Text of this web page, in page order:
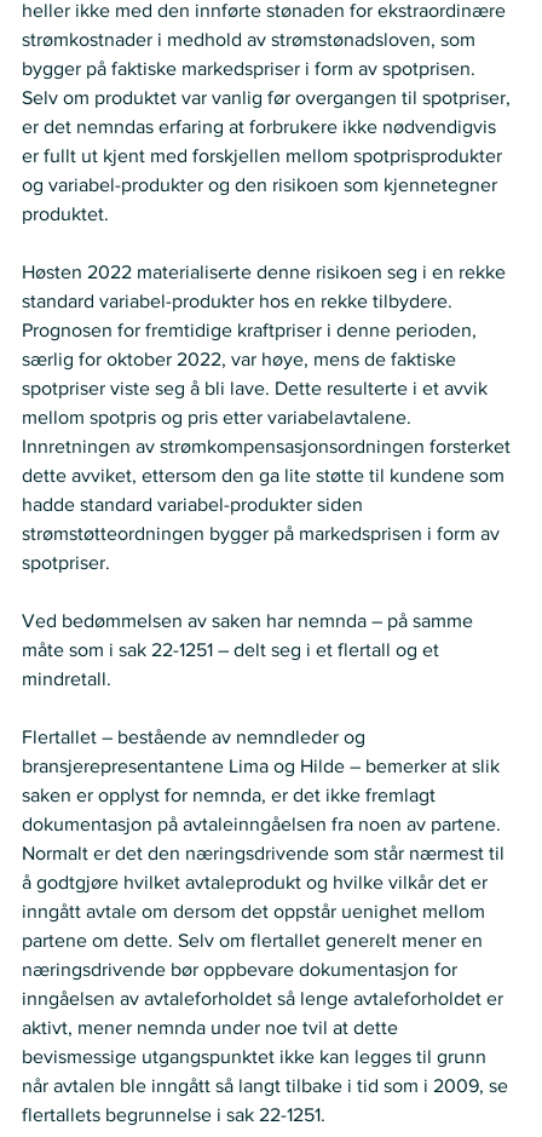
heller ikke med den innførte stønaden for ekstraordinære
strømkostnader i medhold av strømstønadsloven, som
bygger på faktiske markedspriser i form av spotprisen.
Selv om produktet var vanlig før overgangen til spotpriser,
er det nemndas erfaring at forbrukere ikke nødvendigvis
er fullt ut kjent med forskjellen mellom spotprisprodukter
og variabel-produkter og den risikoen som kjennetegner
produktet.
Høsten 2022 materialiserte denne risikoen seg i en rekke
standard variabel-produkter hos en rekke tilbydere.
Prognosen for fremtidige kraftpriser i denne perioden,
særlig for oktober 2022, var høye, mens de faktiske
spotpriser viste seg å bli lave. Dette resulterte i et avvik
mellom spotpris og pris etter variabelavtalene.
Innretningen av strømkompensasjonsordningen forsterket
dette avviket, ettersom den ga lite støtte til kundene som
hadde standard variabel-produkter siden
strømstøtteordningen bygger på markedsprisen i form av
spotpriser.
Ved bedømmelsen av saken har nemnda – på samme
måte som i sak 22-1251 – delt seg i et flertall og et
mindretall.
Flertallet – bestående av nemndleder og
bransjerepresentantene Lima og Hilde – bemerker at slik
saken er opplyst for nemnda, er det ikke fremlagt
dokumentasjon på avtaleinngåelsen fra noen av partene.
Normalt er det den næringsdrivende som står nærmest til
å godtgjøre hvilket avtaleprodukt og hvilke vilkår det er
inngått avtale om dersom det oppstår uenighet mellom
partene om dette. Selv om flertallet generelt mener en
næringsdrivende bør oppbevare dokumentasjon for
inngåelsen av avtaleforholdet så lenge avtaleforholdet er
aktivt, mener nemnda under noe tvil at dette
bevismessige utgangspunktet ikke kan legges til grunn
når avtalen ble inngått så langt tilbake i tid som i 2009, se
flertallets begrunnelse i sak 22-1251.